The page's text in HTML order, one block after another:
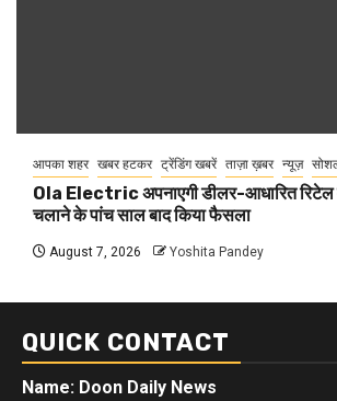
आपका शहर खबर हटकर ट्रेंडिंग खबरें ताज़ा ख़बर न्यूज़
Ola Electric अपनाएगी डीलर-आधारित रिटेल
चलाने के पांच साल बाद किया फैसला
August 7, 2026 Yoshita Pandey
QUICK CONTACT
Name: Doon Daily News